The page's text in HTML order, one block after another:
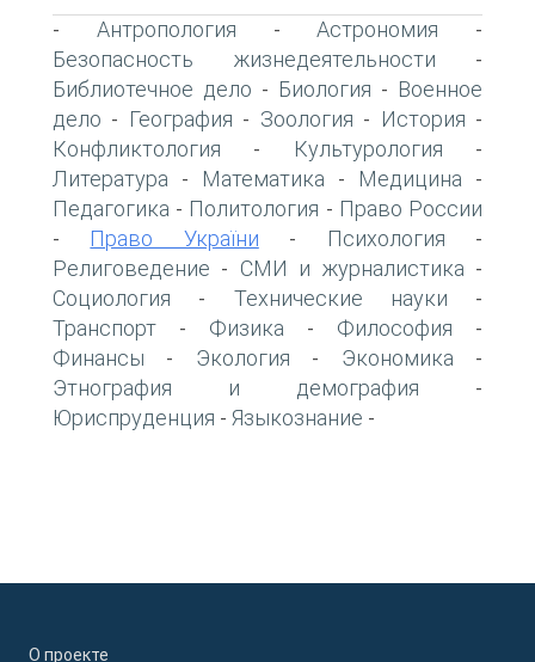
- Антропология -Астрономия -
Безопасность жизнедеятельности -
Библиотечное дело - Биология - Военное
дело - География - Зоология - История -
Конфликтология - Культурология -
Литература - Математика - Медицина -
Педагогика - Политология - Право России
- Право України - Психология -
Религоведение - СМИ и журналистика -
Социология - Технические науки -
Транспорт - Физика - Философия -
Финансы - Экология - Экономика -
Этнография и демография -
Юриспруденция - Языкознание -
О проекте